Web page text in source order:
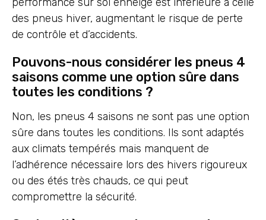
des pneus hiver, augmentant le risque de perte
de contrôle et d’accidents.
Pouvons-nous considérer les pneus 4
saisons comme une option sûre dans
toutes les conditions ?
Non, les pneus 4 saisons ne sont pas une option
sûre dans toutes les conditions. Ils sont adaptés
aux climats tempérés mais manquent de
l’adhérence nécessaire lors des hivers rigoureux
ou des étés très chauds, ce qui peut
compromettre la sécurité.